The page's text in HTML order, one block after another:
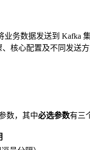
业务数据发送到 Kafka
核心配置及不同发送
数，其中必选参数有三